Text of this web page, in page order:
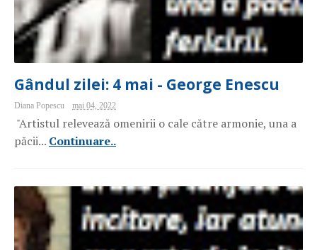
Gândul zilei: 4 mai - George Enescu
Diana Popescu mai 04, 2022
"Artistul relevează omenirii o cale către armonie, una a
păcii... Continuare..